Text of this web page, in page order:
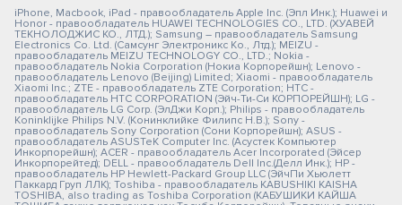
iPhone, Macbook, iPad - правообладатель Apple Inc. (Эпл Инк.); Huawei и
Honor - правообладатель HUAWEI TECHNOLOGIES CO., LTD. (ХУАВЕЙ
ТЕКНОЛОДЖИС КО., ЛТД.); Samsung – правообладатель Samsung
Electronics Co. Ltd. (Самсунг Электроникс Ко., Лтд.); MEIZU -
правообладатель MEIZU TECHNOLOGY CO., LTD.; Nokia -
правообладатель Nokia Corporation (Нокиа Корпорейшн); Lenovo -
правообладатель Lenovo (Beijing) Limited; Xiaomi - правообладатель
Xiaomi Inc.; ZTE - правообладатель ZTE Corporation; HTC -
правообладатель HTC CORPORATION (Эйч-Ти-Си КОРПОРЕЙШН); LG -
правообладатель LG Corp. (ЭлДжи Корп.); Philips - правообладатель
Koninklijke Philips N.V. (Конинклийке Филипс Н.В.); Sony -
правообладатель Sony Corporation (Сони Корпорейшн); ASUS -
правообладатель ASUSTeK Computer Inc. (Асустек Компьютер
Инкорпорейшн); ACER - правообладатель Acer Incorporated (Эйсер
Инкорпорейтед); DELL - правообладатель Dell Inc.(Делл Инк.); HP -
правообладатель HP Hewlett-Packard Group LLC (ЭйчПи Хьюлетт
Паккард Груп ЛЛК); Toshiba - правообладатель KABUSHIKI KAISHA
TOSHIBA, also trading as Toshiba Corporation (КАБУШИКИ КАЙША